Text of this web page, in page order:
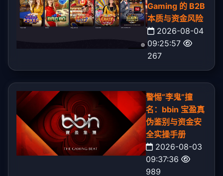
Gaming 的 B2B
本质与资金风险
2026-08-04
09:25:57
267
警惕“李鬼”撞
名：bbin 宝盈真
伪鉴别与资金安
全实操手册
2026-08-03
09:37:36
989